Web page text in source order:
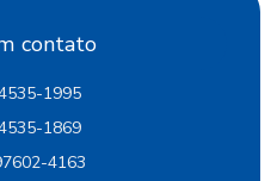
contato
1995
1869
4163